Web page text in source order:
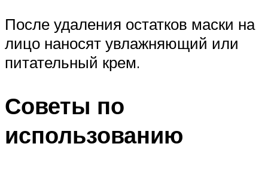
После удаления остатков маски на
лицо наносят увлажняющий или
питательный крем.
Советы по
использованию